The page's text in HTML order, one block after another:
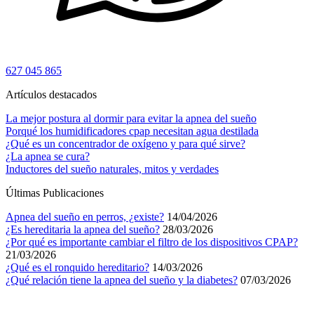
627 045 865
Artículos destacados
La mejor postura al dormir para evitar la apnea del sueño
Porqué los humidificadores cpap necesitan agua destilada
¿Qué es un concentrador de oxígeno y para qué sirve?
¿La apnea se cura?
Inductores del sueño naturales, mitos y verdades
Últimas Publicaciones
Apnea del sueño en perros, ¿existe? 14/04/2026
¿Es hereditaria la apnea del sueño? 28/03/2026
¿Por qué es importante cambiar el filtro de los dispositivos CPAP?
21/03/2026
¿Qué es el ronquido hereditario? 14/03/2026
¿Qué relación tiene la apnea del sueño y la diabetes? 07/03/2026